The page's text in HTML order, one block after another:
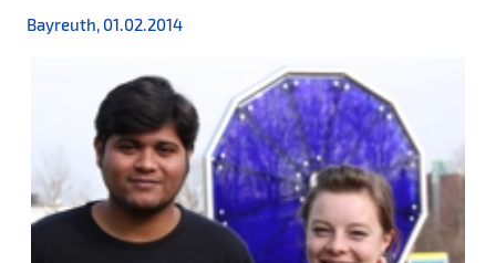
Bayreuth, 01.02.2014